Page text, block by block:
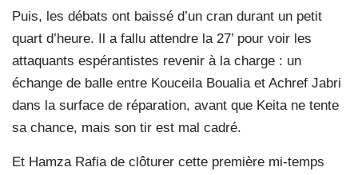
Puis, les débats ont baissé d’un cran durant un petit
quart d’heure. Il a fallu attendre la 27’ pour voir les
attaquants espérantistes revenir à la charge : un
échange de balle entre Kouceila Boualia et Achref Jabri
dans la surface de réparation, avant que Keita ne tente
sa chance, mais son tir est mal cadré.
Et Hamza Rafia de clôturer cette première mi-temps